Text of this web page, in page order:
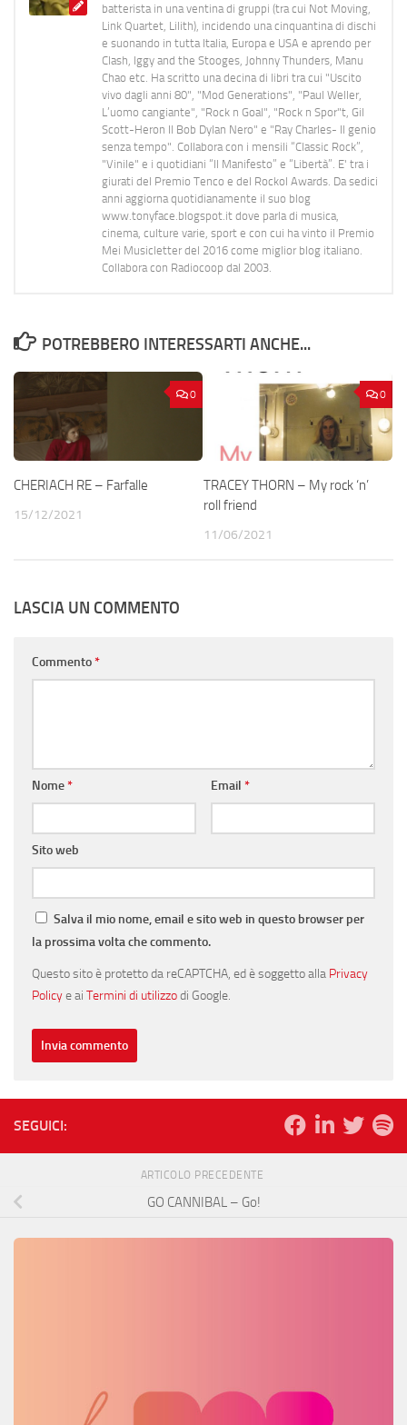
batterista in una ventina di gruppi (tra cui Not Moving,
Link Quartet, Lilith), incidendo una cinquantina di dischi
e suonando in tutta Italia, Europa e USA e aprendo per
Clash, Iggy and the Stooges, Johnny Thunders, Manu
Chao etc. Ha scritto una decina di libri tra cui "Uscito
vivo dagli anni 80", "Mod Generations", "Paul Weller,
L’uomo cangiante", "Rock n Goal", "Rock n Spor"t, Gil
Scott-Heron Il Bob Dylan Nero" e "Ray Charles- Il genio
senza tempo". Collabora con i mensili “Classic Rock”,
"Vinile" e i quotidiani “Il Manifesto” e “Libertà”. E' tra i
giurati del Premio Tenco e del Rockol Awards. Da sedici
anni aggiorna quotidianamente il suo blog
www.tonyface.blogspot.it dove parla di musica,
cinema, culture varie, sport e con cui ha vinto il Premio
Mei Musicletter del 2016 come miglior blog italiano.
Collabora con Radiocoop dal 2003.
POTREBBERO INTERESSARTI ANCHE...
0
CHERIACH RE – Farfalle
15/12/2021
0
TRACEY THORN – My rock ‘n’
roll friend
11/06/2021
LASCIA UN COMMENTO
Commento*
Nome* Email *
Sito web
Salva il mio nome, email e sito web in questo browser per
la prossima volta che commento.
Questo sito è protetto da reCAPTCHA, ed è soggetto alla Privacy
Policye ai Termini di utilizzodi Google.
SEGUICI:
ARTICOLO PRECEDENTE
GO CANNIBAL – Go!